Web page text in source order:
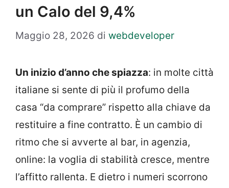
un Calo del 9,4%
Maggio 28, 2026 di webdeveloper
Un inizio d’anno che spiazza: in molte città
italiane si sente di più il profumo della
casa “da comprare” rispetto alla chiave da
restituire a fine contratto. È un cambio di
ritmo che si avverte al bar, in agenzia,
online: la voglia di stabilità cresce, mentre
l’affitto rallenta. E dietro i numeri scorrono